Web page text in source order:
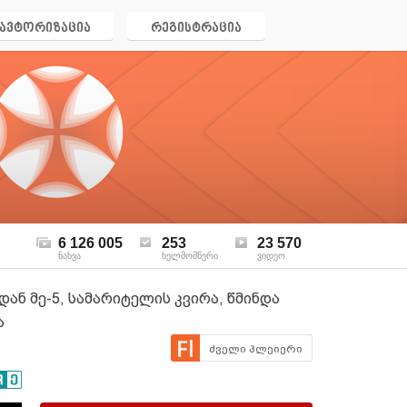
ავტორიზაცია რეგისტრაცია
6 126 005
ნახვა
253
ხელმომწერი
23 570
ვიდეო
მე-5, სამარიტელის კვირა, წმინდა
ძველი პლეიერი